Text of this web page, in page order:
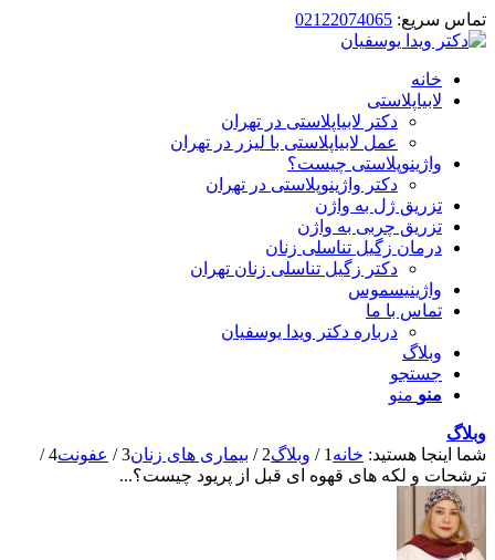
تماس سریع: 02122074065
خانه
لابیاپلاستی
دکتر لابیاپلاستی در تهران
عمل لابیاپلاستی با لیزر در تهران
واژینوپلاستی چیست؟
دکتر واژینوپلاستی در تهران
تزریق ژل به واژن
تزریق چربی به واژن
درمان زگیل تناسلی زنان
دکتر زگیل تناسلی زنان تهران
واژینیسموس
تماس با ما
درباره دکتر ویدا یوسفیان
وبلاگ
جستجو
منو منو
وبلاگ
شما اینجا هستید: خانه 1
/ وبلاگ2
/ بیماری های زنان3
/ عفونت4
/
ترشحات و لکه های قهوه ای قبل از پریود چیست؟...